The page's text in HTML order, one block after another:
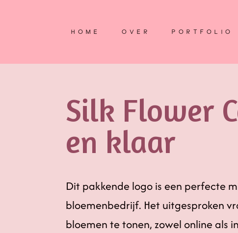
HOME OVER PORTFOLIO
Silk Flower
en klaar
Dit pakkende logo is een perfecte
bloemenbedrijf. Het uitgesproken
bloemen te tonen, zowel online als